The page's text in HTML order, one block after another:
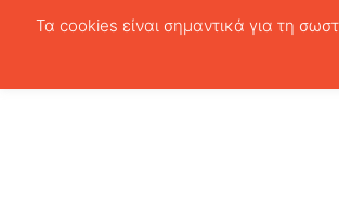
Τα cookies είναι σημαντικά για τη